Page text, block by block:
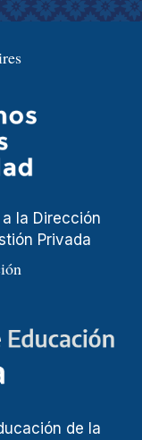
la Dirección
Privada
de la